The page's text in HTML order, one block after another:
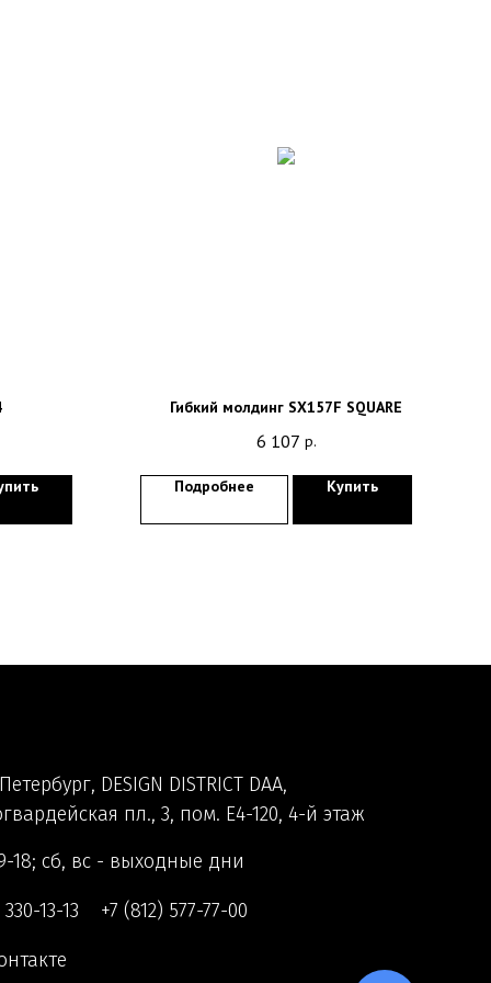
Гибкий молдинг SX157F SQUARE
6 107 р.
Подробнее Купить
DESIGN DISTRICT DAA,
пл., 3, пом. Е4-120, 4-й этаж
18; сб, вс - выходные дни
13-13 +7 (812) 577-77-00